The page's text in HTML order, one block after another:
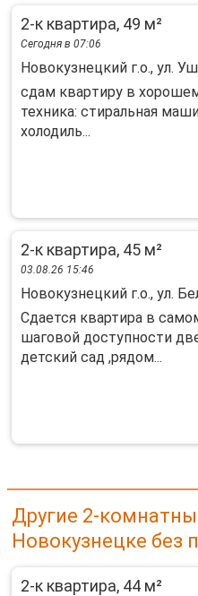
2-к квартира, 49 м²
Сегодня в 07:06
Новокузнецкий г.о., ул.
cдам квapтиpу в
техника: cтиpaльнaя
xолодиль...
2-к квартира, 45 м²
03.08.26 15:46
Новокузнецкий г.о., ул.
Сдается квартира в
шаговой доступности
детский сад ,рядом...
Другие 2-
Новокузнецке без
2-к квартира, 44 м²